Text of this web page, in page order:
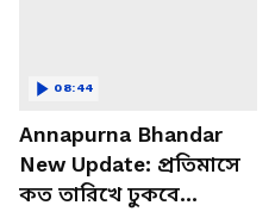
Annapurna Bhandar
New Update: প্রতিমাসে
কত তারিখে ঢুকবে
08:44